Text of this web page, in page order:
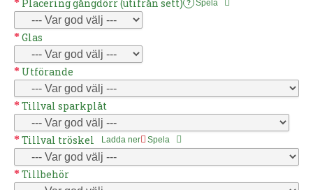
Placering gångdörr (utifrån sett) ? Spela
Glas
Utförande
Tillval sparkplåt
Tillval tröskel Ladda ner Spela
Tillbehör